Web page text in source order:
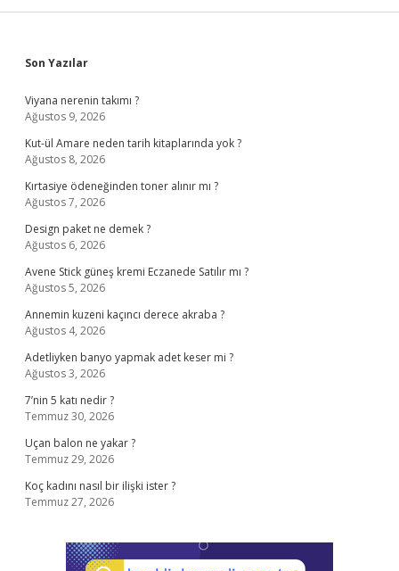
Sidebar
Son Yazılar
Viyana nerenin takımı ?
Ağustos 9, 2026
Kut-ül Amare neden tarih kitaplarında yok ?
Ağustos 8, 2026
Kırtasiye ödeneğinden toner alınır mı ?
Ağustos 7, 2026
Design paket ne demek ?
Ağustos 6, 2026
Avene Stick güneş kremi Eczanede Satılır mı ?
Ağustos 5, 2026
Annemin kuzeni kaçıncı derece akraba ?
Ağustos 4, 2026
Adetliyken banyo yapmak adet keser mi ?
Ağustos 3, 2026
7’nin 5 katı nedir ?
Temmuz 30, 2026
Uçan balon ne yakar ?
Temmuz 29, 2026
Koç kadını nasıl bir ilişki ister ?
Temmuz 27, 2026